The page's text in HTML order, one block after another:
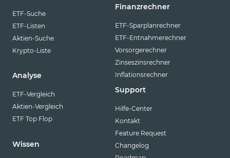
ETF-Suche
ETF-Listen
Aktien-Suche
Krypto-Liste
Analyse
ETF-Vergleich
Aktien-Vergleich
ETF Top Flop
Wissen
Finanzrechner
ETF-Sparplanrechner
ETF-Entnahmerechner
Vorsorgerechner
Zinseszinsrechner
Inflationsrechner
Support
Hilfe-Center
Kontakt
Feature Request
Changelog